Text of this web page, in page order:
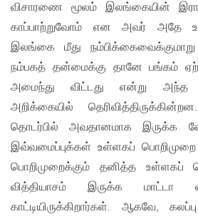
விசாரணை மூலம் இலங்கையின்
காப்பாற்றுவோம் என அவர் அதே
இலங்கை மீது
நம்பகத் தன்மைக்கு தானே பங்கம்
அமைந்து விட்டது என்று அந்த
அறிக்கையில்
தொடர்பில் அவதானமாக இருக்க
இவ்வமைப்புக்கள் உள்ளகப் பொறிமுறை
பொறிமுறைக்கும் தனித்த உள்ளகப்
வித்தியாசம் இருக்க மாட்டா
காட்டியிருக்கிறார்கள். ஆகவே,